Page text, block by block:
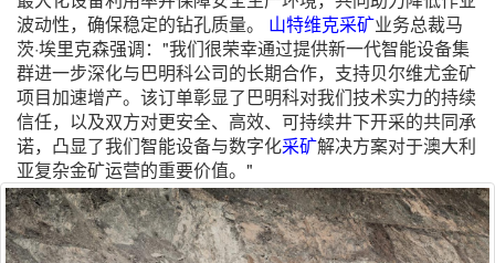
波动性，确保稳定的钻孔质量。 山特维克采矿业务总裁马
茨·埃里克森强调："我们很荣幸通过提供新一代智能设备集
群进一步深化与巴明科公司的长期合作，支持贝尔维尤金矿
项目加速增产。该订单彰显了巴明科对我们技术实力的持续
信任，以及双方对更安全、高效、可持续井下开采的共同承
诺，凸显了我们智能设备与数字化采矿解决方案对于澳大利
亚复杂金矿运营的重要价值。"